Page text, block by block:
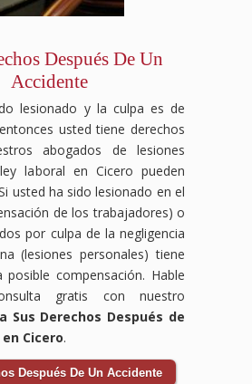
Después De Un
Accidente
lesionado y la culpa es de
usted tiene derechos
abogados de lesiones
laboral en Cicero pueden
usted ha sido lesionado en el
de los trabajadores) o
por culpa de la negligencia
(lesiones personales) tiene
compensación. Hable
gratis con nuestro
Sus Derechos Después de
Cicero.
Después De Un Accidente